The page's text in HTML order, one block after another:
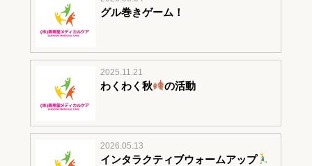
グル巻きゲーム！
2025.11.21
わくわく秋 の活動
2026.05.13
インタラクティブウォームアップ